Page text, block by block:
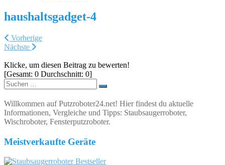
haushaltsgadget-4
Vorherige
Nächste
Klicke, um diesen Beitrag zu bewerten!
[Gesamt: 0 Durchschnitt: 0]
Suchen
nach:
Willkommen auf Putzroboter24.net! Hier findest du aktuelle
Informationen, Vergleiche und Tipps: Staubsaugerroboter,
Wischroboter, Fensterputzroboter.
Meistverkaufte Geräte